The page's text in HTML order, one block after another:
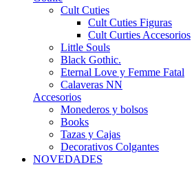
Cult Cuties
Cult Cuties Figuras
Cult Curties Accesorios
Little Souls
Black Gothic.
Eternal Love y Femme Fatal
Calaveras NN
Accesorios
Monederos y bolsos
Books
Tazas y Cajas
Decorativos Colgantes
NOVEDADES